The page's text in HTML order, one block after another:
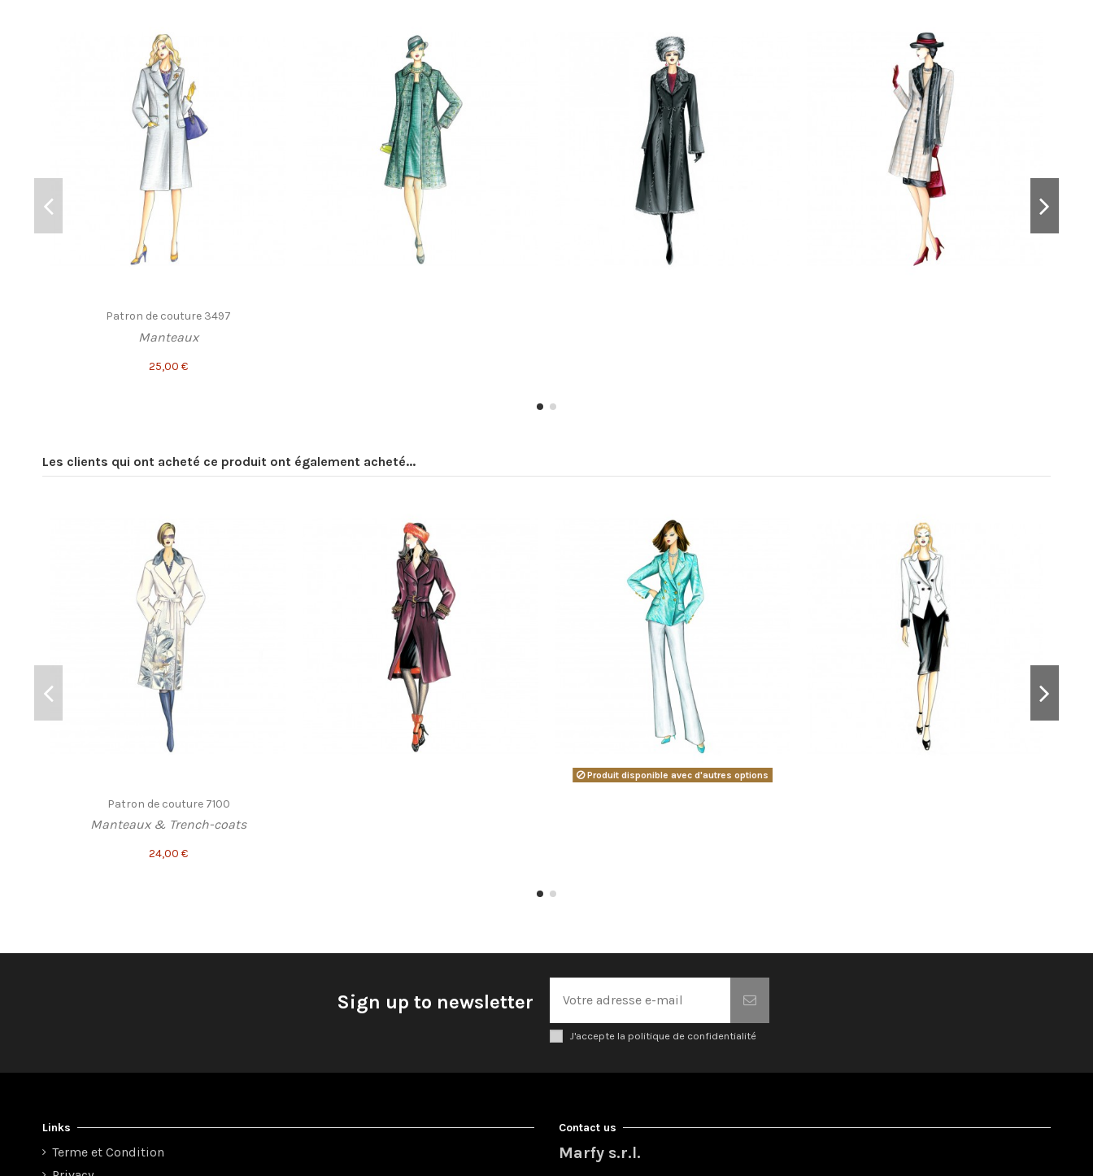
Patron de couture 3497
Manteaux
25,00 €
Les clients qui ont acheté ce produit ont également acheté...
Patron de couture 7100
Manteaux & Trench-coats
24,00 €
Produit disponible avec d'autres options
Sign up to newsletter
J'accepte la politique de confidentialité
Links
Terme et Condition
Contact us
Marfy s.r.l.